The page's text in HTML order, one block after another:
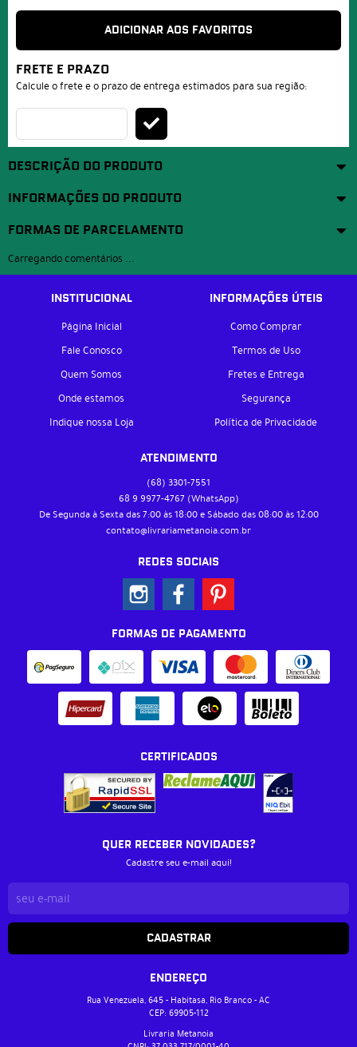
ADICIONAR AOS FAVORITOS
FRETE E PRAZO
Calcule o frete e o prazo de entrega estimados para sua região:
DESCRIÇÃO DO PRODUTO
INFORMAÇÕES DO PRODUTO
FORMAS DE PARCELAMENTO
Carregando comentários ...
INSTITUCIONAL
Página Inicial
Fale Conosco
Quem Somos
Onde estamos
Indique nossa Loja
INFORMAÇÕES ÚTEIS
Como Comprar
Termos de Uso
Fretes e Entrega
Segurança
Política de Privacidade
ATENDIMENTO
(68) 3301-7551
68 9 9977-4767 (WhatsApp)
De Segunda à Sexta das 7:00 às 18:00 e Sábado das 08:00 às 12:00
contato@livrariametanoia.com.br
REDES SOCIAIS
FORMAS DE PAGAMENTO
CERTIFICADOS
QUER RECEBER NOVIDADES?
Cadastre seu e-mail aqui!
CADASTRAR
ENDEREÇO
Rua Venezuela, 645- Habitasa, Rio Branco-AC
CEP: 69905-112
Livraria Metanoia